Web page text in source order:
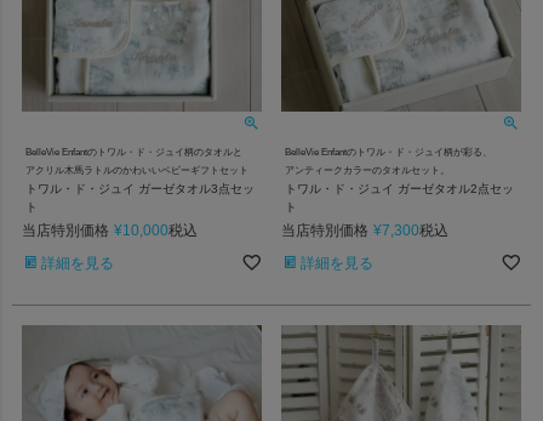
BelleVie Enfantのトワル・ド・ジュイ柄のタオルと
アクリル木馬ラトルのかわいいベビーギフトセット
トワル・ド・ジュイ ガーゼタオル3点セッ
ト
当店特別価格 ¥10,000税込
詳細を見る
BelleVie Enfantのトワル・ド・ジュイ柄が彩る、
アンティークカラーのタオルセット。
トワル・ド・ジュイ ガーゼタオル2点セッ
ト
当店特別価格 ¥7,300税込
詳細を見る